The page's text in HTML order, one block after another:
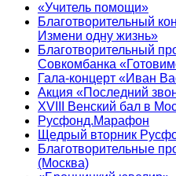
«Учитель помощи»
Благотворительный
Измени одну жизнь»
Благотворительный
Совкомбанка
Гала-концерт «Иван
Акция «Последний
XVIII Венский бал в
Русфонд.Марафон
Щедрый вторник
Благотворительные
(Москва)